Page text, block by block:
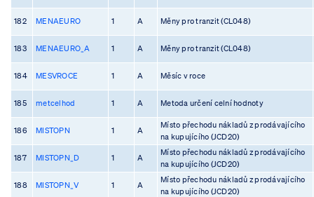
182 MENAEURO 1 A Měny pro tranzit (CL048)
183 MENAEURO_A 1 A Měny pro tranzit (CL048)
184 MESVROCE 1 A Měsíc v roce
185 metcelhod 1 A Metoda určení celní hodnoty
186 MISTOPN 1 A
Místo přechodu nákladů z prodávajícího
na kupujícího (JCD20)
187 MISTOPN_D 1 A
Místo přechodu nákladů z prodávajícího
na kupujícího (JCD20)
188 MISTOPN_V 1 A
Místo přechodu nákladů z prodávajícího
na kupujícího (JCD20)